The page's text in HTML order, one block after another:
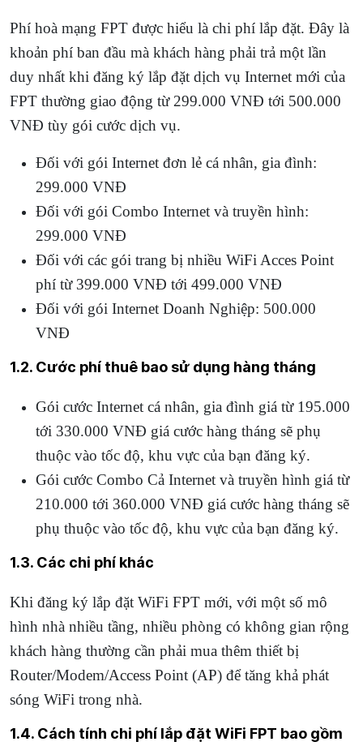
Phí hoà mạng FPT được hiểu là chi phí lắp đặt. Đây là
khoản phí ban đầu mà khách hàng phải trả một lần
duy nhất khi đăng ký lắp đặt dịch vụ Internet mới của
FPT thường giao động từ 299.000 VNĐ tới 500.000
VNĐ tùy gói cước dịch vụ.
Đối với gói Internet đơn lẻ cá nhân, gia đình:
299.000 VNĐ
Đối với gói Combo Internet và truyền hình:
299.000 VNĐ
Đối với các gói trang bị nhiều WiFi Acces Point
phí từ 399.000 VNĐ tới 499.000 VNĐ
Đối với gói Internet Doanh Nghiệp: 500.000
VNĐ
1.2. Cước phí thuê bao sử dụng hàng tháng
Gói cước Internet cá nhân, gia đình giá từ 195.000
tới 330.000 VNĐ giá cước hàng tháng sẽ phụ
thuộc vào tốc độ, khu vực của bạn đăng ký.
Gói cước Combo Cả Internet và truyền hình giá từ
210.000 tới 360.000 VNĐ giá cước hàng tháng sẽ
phụ thuộc vào tốc độ, khu vực của bạn đăng ký.
1.3. Các chi phí khác
Khi đăng ký lắp đặt WiFi FPT mới, với một số mô
hình nhà nhiều tầng, nhiều phòng có không gian rộng
khách hàng thường cần phải mua thêm thiết bị
Router/Modem/Access Point (AP) để tăng khả phát
sóng WiFi trong nhà.
1.4. Cách tính chi phí lắp đặt WiFi FPT bao gồm